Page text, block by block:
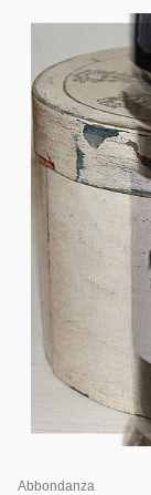
Abbondanza